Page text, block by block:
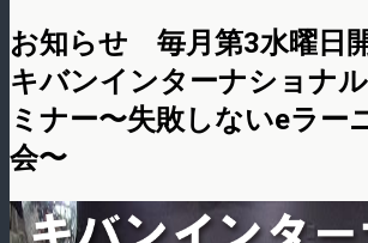
お知らせ 毎月第3水曜日
キバンインターナショナ
ミナー〜失敗しないeラー
会〜